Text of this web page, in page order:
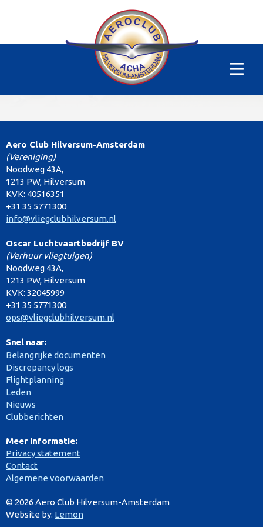
Advanced turning
Aero Club Hilversum-Amsterdam
(Vereniging)
Noodweg 43A,
1213 PW, Hilversum
KVK: 40516351
+31 35 5771300
info@vliegclubhilversum.nl
Oscar Luchtvaartbedrijf BV
(Verhuur vliegtuigen)
Noodweg 43A,
1213 PW, Hilversum
KVK: 32045999
+31 35 5771300
ops@vliegclubhilversum.nl
Snel naar:
Belangrijke documenten
Discrepancy logs
Flightplanning
Leden
Nieuws
Clubberichten
Meer informatie:
Privacy statement
Contact
Algemene voorwaarden
© 2026 Aero Club Hilversum-Amsterdam
Website by: Lemon